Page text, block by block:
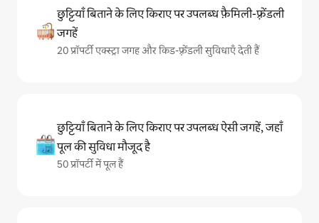
छुट्टियाँ बिताने के लिए किराए पर उपलब्ध फ़ैमिली-फ़्रेंडली
जगहें
20 प्रॉपर्टी एक्स्ट्रा जगह और किड-फ़्रेंडली सुविधाएँ देती हैं
छुट्टियाँ बिताने के लिए किराए पर उपलब्ध ऐसी जगहें, जहाँ
पूल की सुविधा मौजूद है
50 प्रॉपर्टी में पूल हैं